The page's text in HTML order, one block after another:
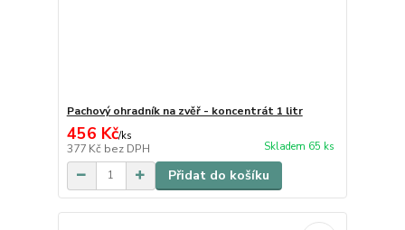
Pachový ohradník na zvěř - koncentrát 1 litr
456 Kč/ks
377 Kč bez DPH Skladem 65 ks
Přidat do košíku